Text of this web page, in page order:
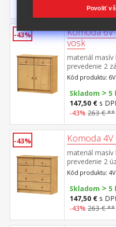
254,50
-43%
Komoda 6V
vosk
materiál masív
prevedenie 2
skrinka s
hĺbka zásuvky
Kód produktu: 6V
Skladom > 5
147,50 € s
-43% 263 € **
-43% Komoda
materiál masív
prevedenie 2
kovovými
Kód produktu: 4V
Skladom > 5
147,50 € s
-43% 263 € **
Povoliť